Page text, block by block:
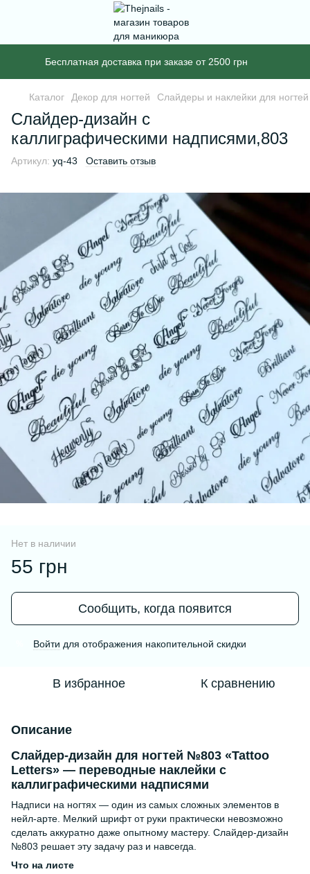
Бесплатная доставка при заказе от 2500 грн
Каталог Декор для ногтей Слайдеры и наклейки для ногтей
Слайдер-дизайн с
каллиграфическими надписями,803
Артикул: yq-43 Оставить отзыв
Нет в наличии
55 грн
Сообщить, когда появится
Войти для отображения накопительной скидки
В избранное К сравнению
Описание
Слайдер-дизайн для ногтей №803 «Tattoo
Letters» — переводные наклейки с
каллиграфическими надписями
Надписи на ногтях — один из самых сложных элементов в
нейл-арте. Мелкий шрифт от руки практически невозможно
сделать аккуратно даже опытному мастеру. Слайдер-дизайн
№803 решает эту задачу раз и навсегда.
Что на листе